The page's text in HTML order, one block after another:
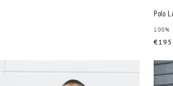
Polo
100%
Prix